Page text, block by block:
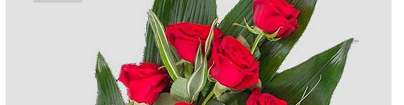
No hay productos en el carrito.
Volver a la tienda